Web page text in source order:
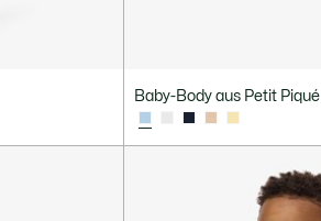
Baby-Body aus Petit Piqué